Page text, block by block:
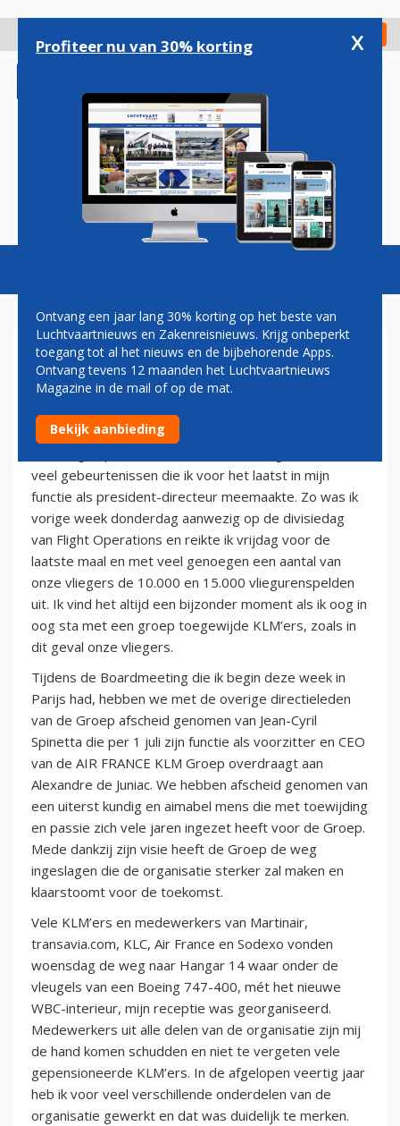
gaan
Check in
Magazine Podcasts Vacatures
PETER HARTMAN: TOT ZIENS
28 juni 2013
veel gebeurtenissen die ik voor het laatst in mijn
functie als president-directeur meemaakte. Zo was ik
vorige week donderdag aanwezig op de divisiedag
van Flight Operations en reikte ik vrijdag voor de
laatste maal en met veel genoegen een aantal van
onze vliegers de 10.000 en 15.000 vliegurenspelden
uit. Ik vind het altijd een bijzonder moment als ik oog in
oog sta met een groep toegewijde KLM’ers, zoals in
dit geval onze vliegers.
Tijdens de Boardmeeting die ik begin deze week in
Parijs had, hebben we met de overige directieleden
van de Groep afscheid genomen van Jean-Cyril
Spinetta die per 1 juli zijn functie als voorzitter en CEO
van de AIR FRANCE KLM Groep overdraagt aan
Alexandre de Juniac. We hebben afscheid genomen van
een uiterst kundig en aimabel mens die met toewijding
en passie zich vele jaren ingezet heeft voor de Groep.
Mede dankzij zijn visie heeft de Groep de weg
ingeslagen die de organisatie sterker zal maken en
klaarstoomt voor de toekomst.
Vele KLM’ers en medewerkers van Martinair,
transavia.com, KLC, Air France en Sodexo vonden
woensdag de weg naar Hangar 14 waar onder de
vleugels van een Boeing 747-400, mét het nieuwe
WBC-interieur, mijn receptie was georganiseerd.
Medewerkers uit alle delen van de organisatie zijn mij
de hand komen schudden en niet te vergeten vele
gepensioneerde KLM’ers. In de afgelopen veertig jaar
heb ik voor veel verschillende onderdelen van de
organisatie gewerkt en dat was duidelijk te merken.
Profiteer nu van 30% korting x
Ontvang een jaar lang 30% korting op het beste van
Luchtvaartnieuws en Zakenreisnieuws. Krijg onbeperkt
toegang tot al het nieuws en de bijbehorende Apps.
Ontvang tevens 12 maanden het Luchtvaartnieuws
Magazine in de mail of op de mat.
Bekijk aanbieding